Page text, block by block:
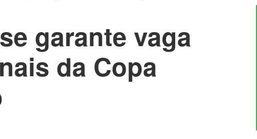
garante vaga
da Copa